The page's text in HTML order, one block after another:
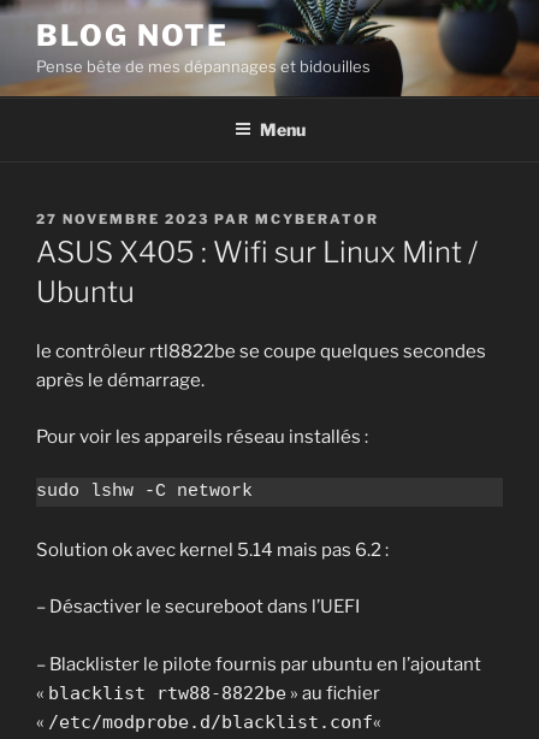
Aller
contenu
principal
BLOG NOTE
Pense bête de mes dépannages et bidouilles
Menu
PUBLIÉ
LE
27 NOVEMBRE 2023 PAR MCYBERATOR
ASUS X405 : Wifi sur Linux Mint /
Ubuntu
le contrôleur rtl8822be se coupe quelques secondes
après le démarrage.
Pour voir les appareils réseau installés :
sudo lshw -C network
Solution ok avec kernel 5.14 mais pas 6.2 :
– Désactiver le secureboot dans l’UEFI
– Blacklister le pilote fournis par ubuntu en l’ajoutant
« blacklist rtw88-8822be » au fichier
« /etc/modprobe.d/blacklist.conf«